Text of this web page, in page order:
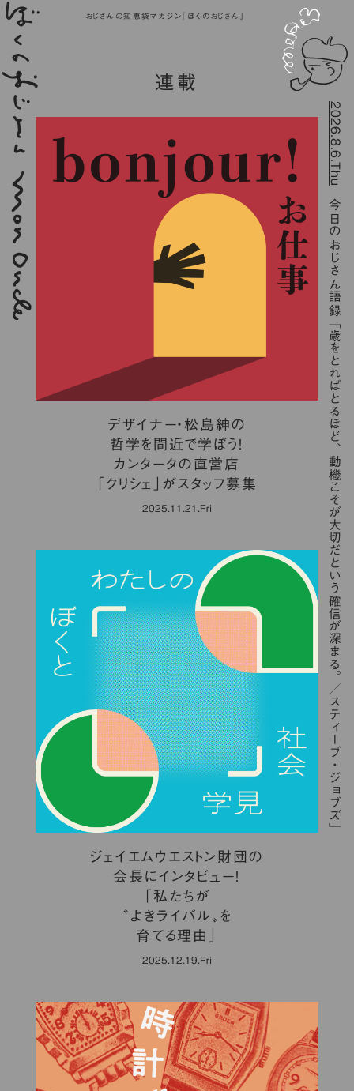
おじさんの知恵袋マガジン『ぼくのおじさん』
2026.8.6.Thu
今日のおじさん語録
「歳をとればとるほど、動機こそが大切だという確信が深まる。／スティーブ・ジョブズ」
連載
デザイナー・松島紳の
哲学を間近で学ぼう！
カンタータの直営店
「クリシェ」がスタッフ募集
2025.11.21.Fri
ジェイエムウエストン財団の
会長にインタビュー！
「私たちが
〝よきライバル〟を
育てる理由」
2025.12.19.Fri